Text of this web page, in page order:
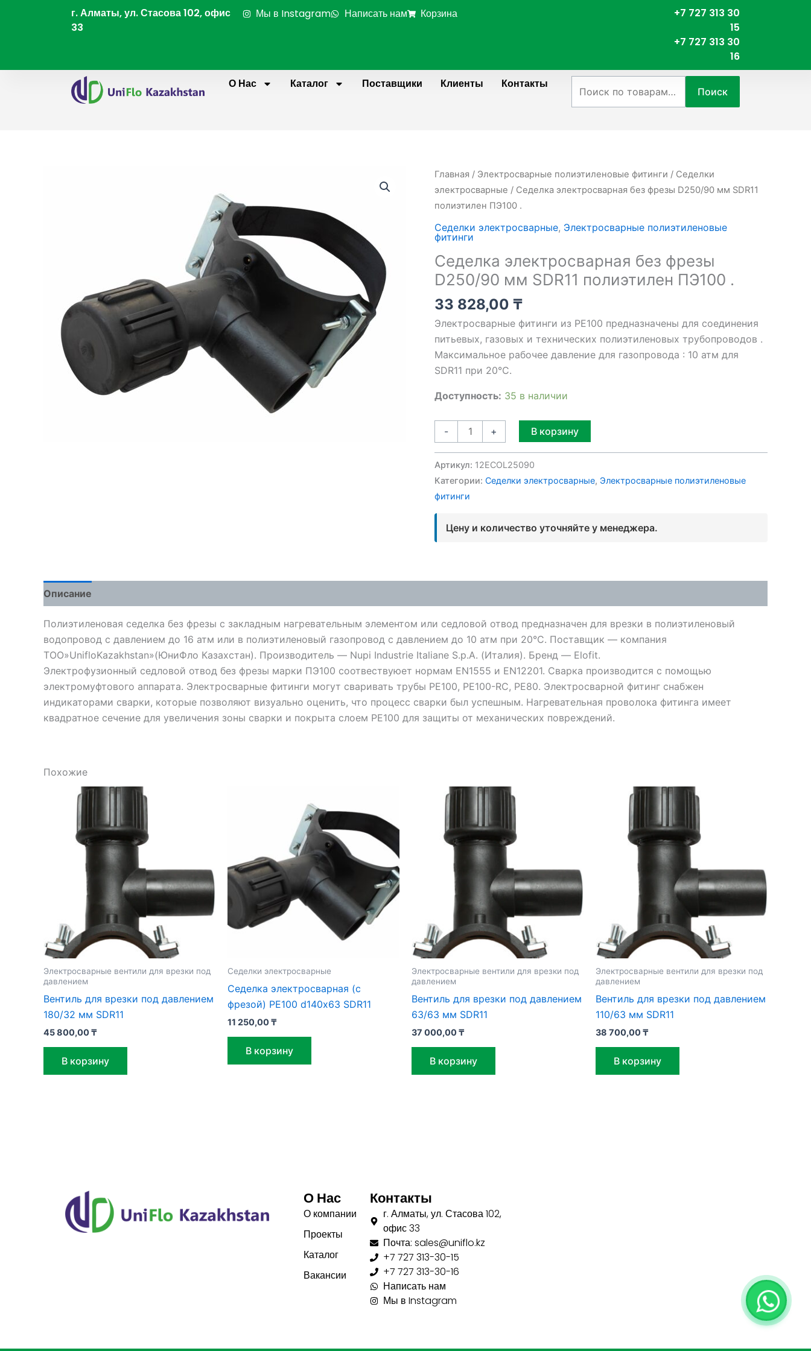
г. Алматы, ул. Стасова 102, офис
33
Мы в Instagram Написать нам Корзина
+7 727 313 30
15
+7 727 313 30
16
О Нас
Каталог Поставщики Клиенты Контакты
Поиск
Главная / Электросварные полиэтиленовые фитинги / Седелки
электросварные / Седелка электросварная без фрезы D250/90 мм SDR11
полиэтилен ПЭ100 .
Седелки электросварные, Электросварные полиэтиленовые
фитинги
Седелка электросварная без фрезы
D250/90 мм SDR11 полиэтилен ПЭ100 .
33 828,00 ₸
Электросварные фитинги из PE100 предназначены для соединения
питьевых, газовых и технических полиэтиленовых трубопроводов .
Максимальное рабочее давление для газопровода : 10 атм для
SDR11 при 20°C.
Доступность: 35 в наличии
-
Количество
товара
Седелка
электросварная
без
фрезы
D250/90
мм
SDR11
полиэтилен
ПЭ100
.
+ В корзину
Артикул: 12ECOL25090
Категории: Седелки электросварные, Электросварные полиэтиленовые
фитинги
Цену и количество уточняйте у менеджера.
Описание
Полиэтиленовая седелка без фрезы с закладным нагревательным элементом или седловой отвод предназначен для врезки в полиэтиленовый
водопровод с давлением до 16 атм или в полиэтиленовый газопровод с давлением до 10 атм при 20°C. Поставщик — компания
ТОО»UnifloKazakhstan»(ЮниФло Казахстан). Производитель — Nupi Industrie Italiane S.p.A. (Италия). Бренд — Elofit.
Электрофузионный седловой отвод без фрезы марки ПЭ100 соотвествуюет нормам EN1555 и EN12201. Сварка производится с помощью
электромуфтового аппарата. Электросварные фитинги могут сваривать трубы PE100, PE100-RC, PE80. Электросварной фитинг снабжен
индикаторами сварки, которые позволяют визуально оценить, что процесс сварки был успешным. Нагревательная проволока фитинга имеет
квадратное сечение для увеличения зоны сварки и покрыта слоем PE100 для защиты от механических повреждений.
Похожие
Электросварные вентили для врезки под
давлением
Вентиль для врезки под давлением
180/32 мм SDR11
45 800,00₸
В корзину
Седелки электросварные
Седелка электросварная (с
фрезой) PE100 d140х63 SDR11
11 250,00₸
В корзину
Электросварные вентили для врезки под
давлением
Вентиль для врезки под давлением
63/63 мм SDR11
37 000,00₸
В корзину
Электросварные вентили для врезки под
давлением
Вентиль для врезки под давлением
110/63 мм SDR11
38 700,00₸
В корзину
О Нас
О компании
Проекты
Каталог
Вакансии
Контакты
г. Алматы, ул. Стасова 102,
офис 33
Почта: sales@uniflo.kz
+7 727 313-30-15
+7 727 313-30-16
Написать нам
Мы в Instagram